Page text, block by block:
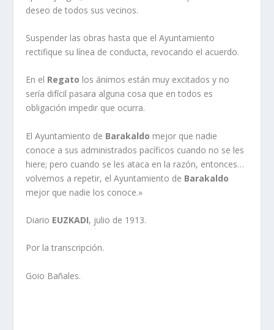
deseo de todos sus vecinos.
Suspender las obras hasta que el Ayuntamiento
rectifique su lí­nea de conducta, revocando el acuerdo.
En el Regato los ánimos están muy excitados y no
serí­a difí­cil pasara alguna cosa que en todos es
obligación impedir que ocurra.
El Ayuntamiento de Barakaldo mejor que nadie
conoce a sus administrados pací­ficos cuando no se les
hiere; pero cuando se les ataca en la razón, entonces…
volvemos a repetir, el Ayuntamiento de Barakaldo
mejor que nadie los conoce.»
Diario EUZKADI, julio de 1913.
Por la transcripción.
Goio Bañales.